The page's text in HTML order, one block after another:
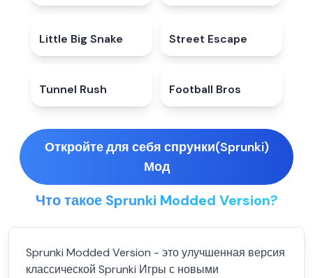
4.9
Little Big Snake 5.0
Street Escape
Tunnel Rush 4.7
Football Bros
Откройте для себя спрунки(Sprunki)
Мод
Что такое Sprunki Modded Version?
Sprunki Modded Version - это улучшенная версия
классической Sprunki Игры с новыми